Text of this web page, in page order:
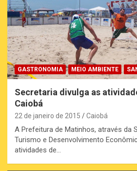
GASTRONOMIA MEIO AMBIENTE
Secretaria divulga as
Caiobá
22 de janeiro de 2015 Caiobá
A Prefeitura de Matinhos, através da
Turismo e Desenvolvimento
atividades de…